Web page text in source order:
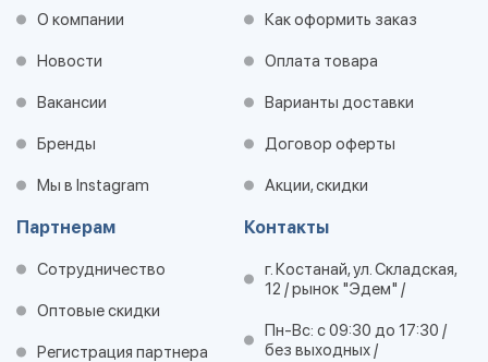
О компании
Новости
Вакансии
Бренды
Мы в Instagram
Как оформить заказ
Оплата товара
Варианты доставки
Договор оферты
Акции, скидки
Партнерам
Сотрудничество
Оптовые скидки
Регистрация партнера
Контакты
г. Костанай, ул. Складская,
12 / рынок "Эдем" /
Пн-Вс: с 09:30 до 17:30 /
без выходных /